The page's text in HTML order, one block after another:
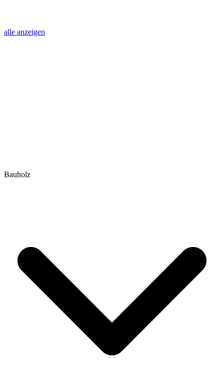
alle anzeigen
Bauholz